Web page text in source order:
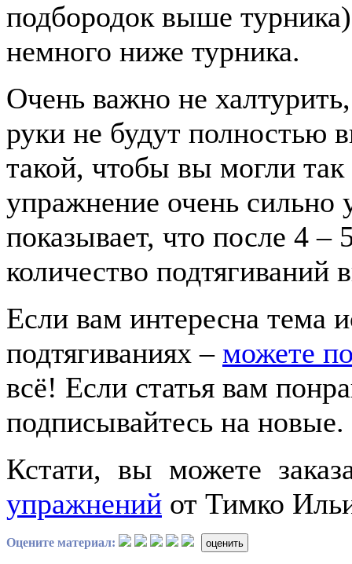
подбородок выше
немного ниже турника.
Очень важно не
руки не будут полностью
такой, чтобы вы могли
упражнение очень
показывает, что после 4 –
количество
Если вам интересна тема
подтягиваниях – можете
всё! Если статья вам
подписывайтесь на
Кстати, вы можете
упражнений от Тимко
Оцените материал: оценить